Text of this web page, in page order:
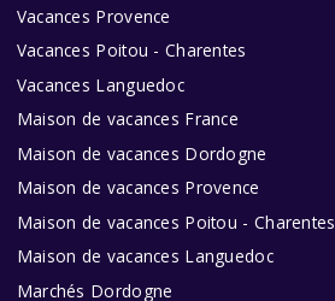
Vacances Provence
Vacances Poitou - Charentes
Vacances Languedoc
Maison de vacances France
Maison de vacances Dordogne
Maison de vacances Provence
Maison de vacances Poitou - Charentes
Maison de vacances Languedoc
Marchés Dordogne